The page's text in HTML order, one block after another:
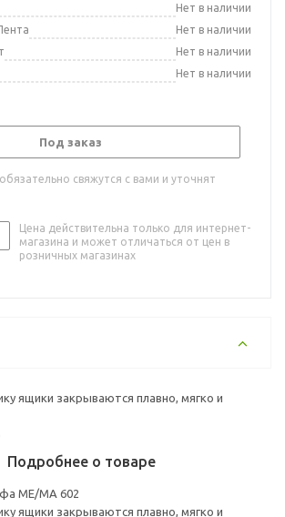
Нет в наличии
Нет в наличии
Нет в наличии
Нет в наличии
Под заказ
свяжутся с вами и уточнят
Цена действительна только для интернет-
магазина и может отличаться от цен в
розничных магазинах
ящики закрываются плавно, мягко и
Подробнее о товаре
ME/MA 602
ящики закрываются плавно, мягко и